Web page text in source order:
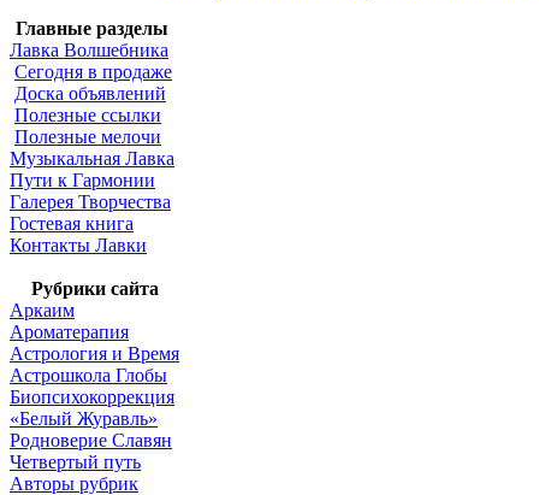
Главные разделы
Лавка Волшебника
Сегодня в продаже
Доска объявлений
Полезные ссылки
Полезные мелочи
Музыкальная Лавка
Пути к Гармонии
Галерея Творчества
Гостевая книга
Контакты Лавки
Рубрики сайта
Аркаим
Ароматерапия
Астрология и Время
Астрошкола Глобы
Биопсихокоррекция
«Белый Журавль»
Родноверие Славян
Четвертый путь
Авторы рубрик